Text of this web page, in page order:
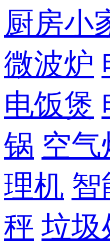
厨房小
微波炉
电饭煲
锅 空气
理机 智
秤 垃圾